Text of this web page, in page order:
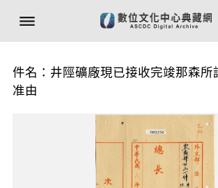
件名：井陘礦廠現已接收完竣那森所
准由